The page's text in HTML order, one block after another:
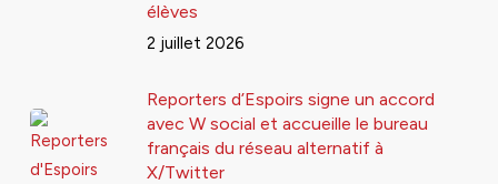
élèves
2 juillet 2026
Reporters d’Espoirs signe un accord
avec W social et accueille le bureau
français du réseau alternatif à
X/Twitter